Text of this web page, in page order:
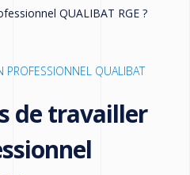
QUALIBAT RGE ?
PROFESSIONNEL QUALIBAT
de travailler